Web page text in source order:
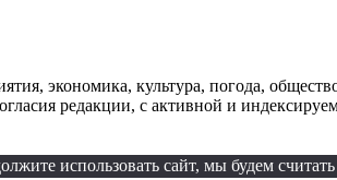
экономика, культура, погода,
редакции, с активной и
использовать сайт, мы будем считать